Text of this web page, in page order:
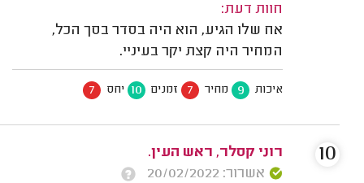
חוות דעת:
אח שלו הגיע, הוא היה בסדר בסך הכל,
המחיר היה קצת יקר בעיניי.
איכות 9 מחיר 7 זמנים 10 יחס 7
רוני קסלר, ראש העין.
אשרור: 20/02/2022
10